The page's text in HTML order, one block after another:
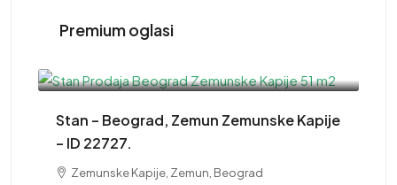
Premium oglasi
Stan – Beograd, Zemun Zemunske Kapije
– ID 22727.
Zemunske Kapije, Zemun, Beograd